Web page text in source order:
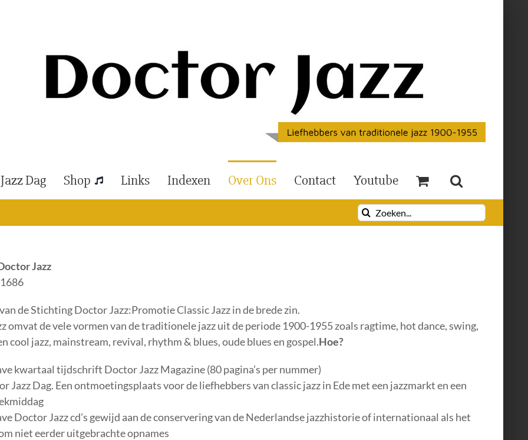
Dag Shop Links Indexen Over Ons Contact Youtube
Zoeken
naar:
Jazz
de Stichting Doctor Jazz:Promotie Classic Jazz in de brede zin.
omvat de vele vormen van de traditionele jazz uit de periode 1900-1955 zoals ragtime, hot dance, swing,
cool jazz, mainstream, revival, rhythm & blues, oude blues en gospel.Hoe?
kwartaal tijdschrift Doctor Jazz Magazine (80 pagina’s per nummer)
Jazz Dag. Een ontmoetingsplaats voor de liefhebbers van classic jazz in Ede met een jazzmarkt en een
Doctor Jazz cd’s gewijd aan de conservering van de Nederlandse jazzhistorie of internationaal als het
niet eerder uitgebrachte opnames